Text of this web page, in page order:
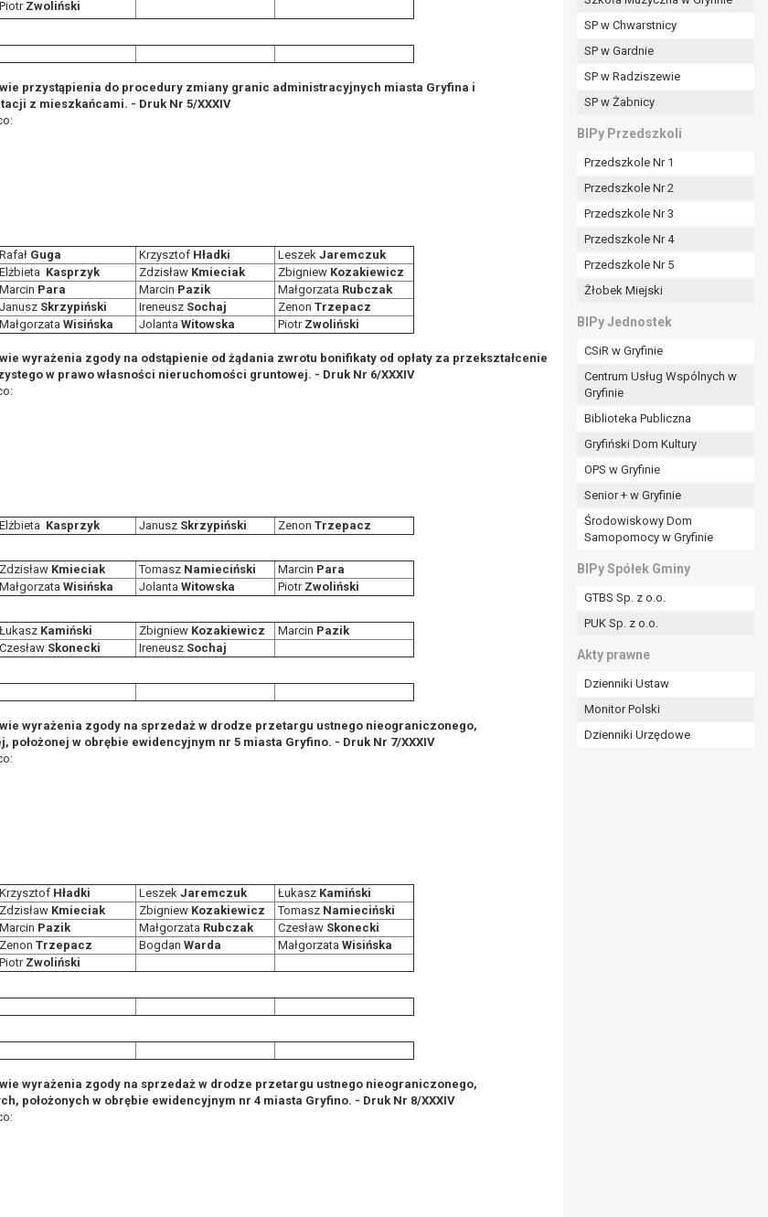
Piotr Zwoliński
przystąpienia do procedury zmiany granic administracyjnych miasta Gryfina i
z mieszkańcami. - Druk Nr 5/XXXIV
Rafał Guga Krzysztof Hładki Leszek Jaremczuk
Elżbieta Kasprzyk Zdzisław Kmieciak Zbigniew Kozakiewicz
Marcin Para Marcin Pazik Małgorzata Rubczak
Janusz Skrzypiński Ireneusz Sochaj Zenon Trzepacz
Małgorzata Wisińska Jolanta Witowska Piotr Zwoliński
wyrażenia zgody na odstąpienie od żądania zwrotu bonifikaty od opłaty za przekształcenie
w prawo własności nieruchomości gruntowej. - Druk Nr 6/XXXIV
Elżbieta Kasprzyk Janusz Skrzypiński Zenon Trzepacz
Zdzisław Kmieciak Tomasz Namieciński Marcin Para
Małgorzata Wisińska Jolanta Witowska Piotr Zwoliński
Łukasz Kamiński Zbigniew Kozakiewicz Marcin Pazik
Czesław Skonecki Ireneusz Sochaj
wyrażenia zgody na sprzedaż w drodze przetargu ustnego nieograniczonego,
położonej w obrębie ewidencyjnym nr 5 miasta Gryfino. - Druk Nr 7/XXXIV
Krzysztof Hładki Leszek Jaremczuk Łukasz Kamiński
Zdzisław Kmieciak Zbigniew Kozakiewicz Tomasz Namieciński
Marcin Pazik Małgorzata Rubczak Czesław Skonecki
Zenon Trzepacz Bogdan Warda Małgorzata Wisińska
Piotr Zwoliński
wyrażenia zgody na sprzedaż w drodze przetargu ustnego nieograniczonego,
położonych w obrębie ewidencyjnym nr 4 miasta Gryfino. - Druk Nr 8/XXXIV
SP w Chwarstnicy
SP w Gardnie
SP w Radziszewie
SP w Żabnicy
BIPy Przedszkoli
Przedszkole Nr 1
Przedszkole Nr 2
Przedszkole Nr 3
Przedszkole Nr 4
Przedszkole Nr 5
Żłobek Miejski
BIPy Jednostek
CSiR w Gryfinie
Centrum Usług Wspólnych w
Gryfinie
Biblioteka Publiczna
Gryfiński Dom Kultury
OPS w Gryfinie
Senior + w Gryfinie
Środowiskowy Dom
Samopomocy w Gryfinie
BIPy Spółek Gminy
GTBS Sp. z o.o.
PUK Sp. z o.o.
Akty prawne
Dzienniki Ustaw
Monitor Polski
Dzienniki Urzędowe
RODO,
bycia zapomnianym) na podstawie art. 17 RODO, w przypadku gdy:
zebrane lub w inny sposób przetwarzane,
przetwarzania danych osobowych,
danych osobowych, która jest podstawą przetwarzania danych i nie ma innej podstawy prawnej
się z obowiązku wynikającego z przepisów prawa;
danych osobowych – na okres pozwalający administratorowi sprawdzić prawidłowość tych danych,
której dane dotyczą, sprzeciwia się usunięciu danych, żądając w zamian ich ograniczenia,
ale osoba, której dane dotyczą, potrzebuje ich do ustalenia, obrony lub dochodzenia roszczeń,
przetwarzania danych - do czasu ustalenia czy prawnie uzasadnione podstawy po stronie administratora są
przypadku gdy łącznie spełnione są następujące przesłanki:
zawartej z osobą, której dane dotyczą lub na podstawie zgody wyrażonej przez tą osobę,
art. 21 RODO, wobec przetwarzania danych osobowych, którego podstawą prawną jest:
w interesie publicznym lub w ramach sprawowania władzy publicznej powierzonej
prawnie uzasadnionych interesów realizowanych przez administratora lub przez stronę trzecią.
razie wniesienia sprzeciwu, administrator nie może już przetwarzać tych danych osobowych, chyba że wykaże
nadrzędnych wobec interesów, praw i wolności osoby, której dane dotyczą, lub podstaw do
podstawie zgody osoby na przetwarzanie danych osobowych (art. 6 ust. 1 lit a RODO), przysługuje Pani/Panu
ma wpływu na zgodność przetwarzania, którego dokonano na podstawie zgody przed jej cofnięciem.
na niezgodne z prawem przetwarzanie Pani/Pana danych osobowych przez administratora.
Danych Osobowych.
danych osobowych jest dobrowolne albo jest wymogiem ustawowym lub umownym.
decyzji, w tym również profilowaniu.